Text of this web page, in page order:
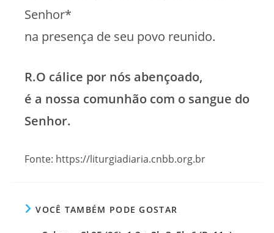
Senhor*
na presença de seu povo reunido.
R.O cálice por nós abençoado,
é a nossa comunhão com o sangue do
Senhor.
Fonte: https://liturgiadiaria.cnbb.org.br
VOCÊ TAMBÉM PODE GOSTAR